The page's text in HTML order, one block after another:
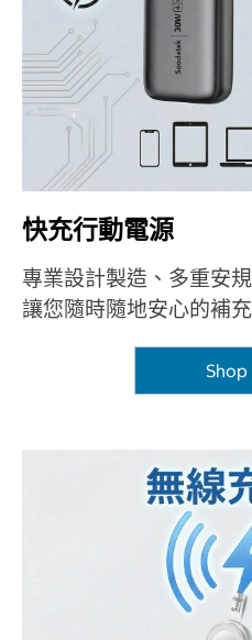
快充行動電源
專業設計製造、多重安
讓您隨時隨地安心的補
Shop